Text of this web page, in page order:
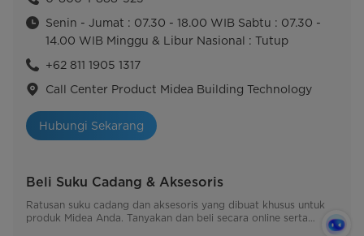
Senin - Jumat : 07.30 - 18.00 WIB Sabtu : 07.30 -
14.00 WIB Minggu & Libur Nasional : Tutup
+62 811 1905 1317
Call Center Product Midea Building Technology
Hubungi Sekarang
Beli Suku Cadang & Aksesoris
Ratusan suku cadang dan aksesoris yang dibuat khusus untuk
produk Midea Anda. Tanyakan dan beli secara online serta